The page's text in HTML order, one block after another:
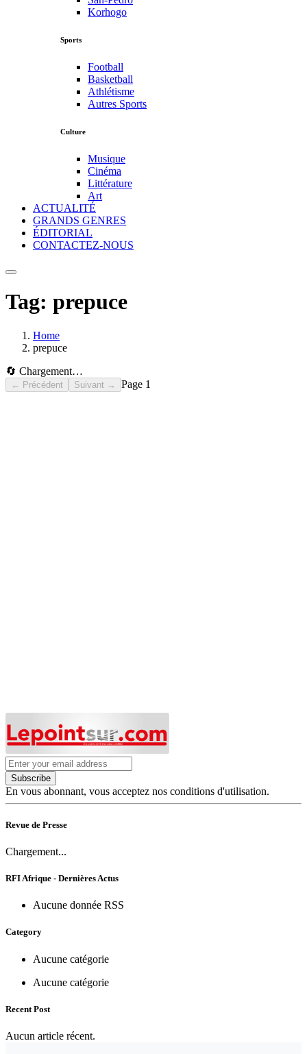
Korhogo
Sports
Football
Basketball
Athlétisme
Autres Sports
Culture
Musique
Cinéma
Littérature
Art
ACTUALITÉ
GRANDS GENRES
ÉDITORIAL
CONTACTEZ-NOUS
Tag: prepuce
Home
prepuce
🔄 Chargement…
← Précédent Suivant → Page 1
Subscribe
En vous abonnant, vous acceptez nos conditions d'utilisation.
Revue de Presse
Chargement...
RFI Afrique - Dernières Actus
Aucune donnée RSS
Category
Aucune catégorie
Aucune catégorie
Recent Post
Aucun article récent.